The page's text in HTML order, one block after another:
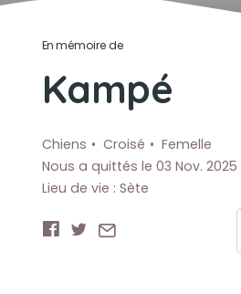
En mémoire de
Kampé
Chiens Croisé
Femelle
Nous a quittés le 03 Nov. 2025
Lieu de vie : Sète